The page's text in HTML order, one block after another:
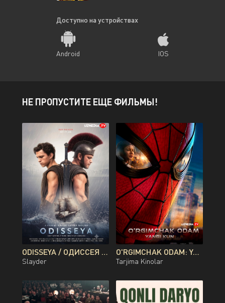
Доступно на устройствах
Android IOS
НЕ ПРОПУСТИТЕ ЕЩЕ ФИЛЬМЫ!
ODISSEYA / ОДИССЕЯ PREMYERA KRISTOFER NOLAN FILMI UZBEK TILIDA O'ZBEKCHA 2026 TARJIMA KINO FULL HD TAS-IX SKACHAT
Slayder
O'RGIMCHAK ODAM: YANGI KUN PREMYERA UZBEK TILIDA O'ZBEKCHA 2026 TARJIMA KINO FULL HD TAS-IX SKACHAT
Tarjima Kinolar